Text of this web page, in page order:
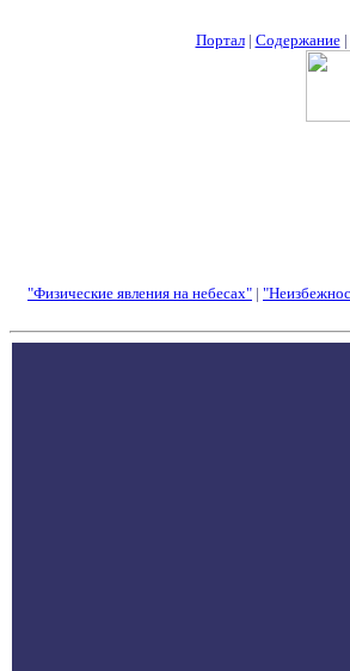
Портал| Содержание|
"Физические явления на небесах" |